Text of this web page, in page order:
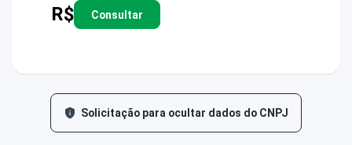
R$ Consultar
Solicitação para ocultar dados do CNPJ